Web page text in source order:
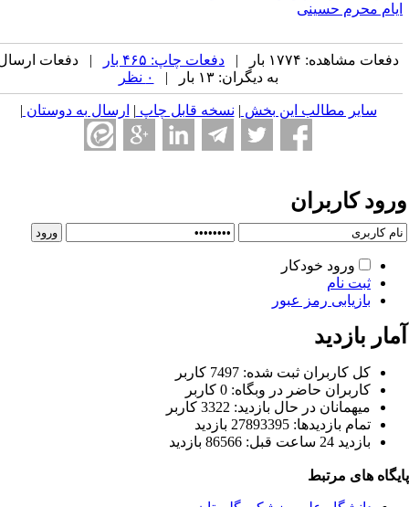
محرم حسینی
دفعات مشاهده: ۱۷۷۴ بار | دفعات چاپ: ۴۶۵ بار
| دفعات ارسال
به دیگران: ۱۳ بار |
سایر مطالب این بخش | نسخه قابل چاپ| ارسال به دوستان|
کاربران
ورود خودکار
ثبت نام
بازیابی رمز عبور
بازدید
كل کاربران ثبت شده: 7497 کاربر
کاربران حاضر در وبگاه: 0 کاربر
ميهمانان در حال بازديد: 3322 کاربر
تمام بازديد‌ها: 27893395 بازدید
بازديد 24 ساعت قبل: 86566 بازدید
های مرتبط